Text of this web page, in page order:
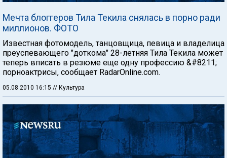
Мечта блоггеров Тила Текила снялась в порно ради
миллионов. ФОТО
Известная фотомодель, танцовщица, певица и владелица
преуспевающего "доткома" 28-летняя Тила Текила может
теперь вписать в резюме еще одну профессию &#8211;
порноактрисы, сообщает RadarOnline.com.
05.08.2010 16:15 // Культура